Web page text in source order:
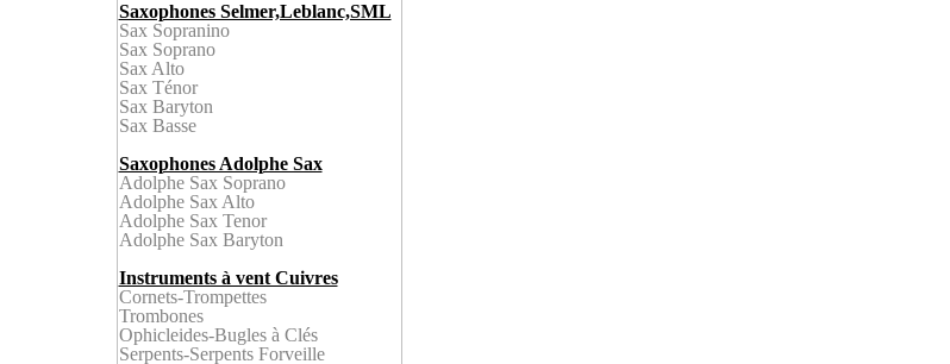
Saxophones Selmer,Leblanc,SML
Sax Sopranino
Sax Soprano
Sax Alto
Sax Ténor
Sax Baryton
Sax Basse
Saxophones Adolphe Sax
Adolphe Sax Soprano
Adolphe Sax Alto
Adolphe Sax Tenor
Adolphe Sax Baryton
Instruments à vent Cuivres
Cornets-Trompettes
Trombones
Ophicleides-Bugles à Clés
Serpents-Serpents Forveille